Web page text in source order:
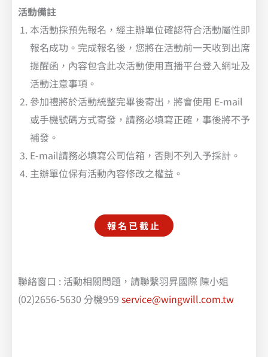
活動備註
本活動採預先報名，經主辦單位確認符合活動屬性即
報名成功。完成報名後，您將在活動前一天收到出席
提醒函，內容包含此次活動使用直播平台登入網址及
活動注意事項。
參加禮將於活動統整完畢後寄出，將會使用 E-mail
或手機號碼方式寄發，請務必填寫正確，事後將不予
補發。
E-mail請務必填寫公司信箱，否則不列入予採計。
主辦單位保有活動內容修改之權益。
報名已截止
聯絡窗口 : 活動相關問題，請聯繫羽昇國際 陳小姐
(02)2656-5630 分機959 service@wingwill.com.tw